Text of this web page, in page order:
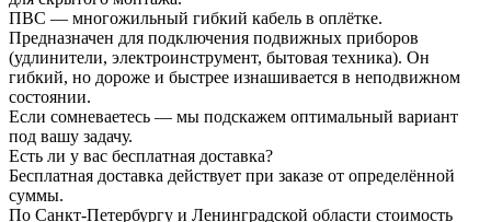
ПВС — многожильный гибкий кабель в оплётке.
Предназначен для подключения подвижных приборов
(удлинители, электроинструмент, бытовая техника). Он
гибкий, но дороже и быстрее изнашивается в неподвижном
состоянии.
Если сомневаетесь — мы подскажем оптимальный вариант
под вашу задачу.
Есть ли у вас бесплатная доставка?
Бесплатная доставка действует при заказе от определённой
суммы.
По Санкт-Петербургу и Ленинградской области стоимость